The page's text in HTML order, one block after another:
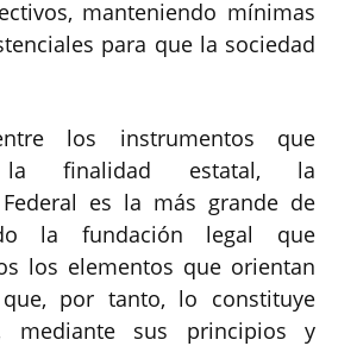
manteniendo mínimas
para que la sociedad
los instrumentos que
la finalidad estatal, la
es la más grande de
la fundación legal que
los elementos que orientan
por tanto, lo constituye
mediante sus principios y